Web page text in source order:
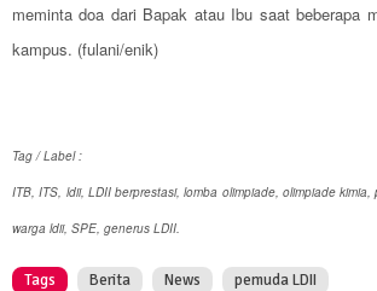
meminta doa dari Bapak atau Ibu saat beberapa
kampus. (fulani/enik)
Tag / Label :
ITB, ITS, ldii, LDII berprestasi, lomba olimpiade, olimpiade kimia,
warga ldii, SPE, generus LDII.
Tags Berita News pemuda LDII